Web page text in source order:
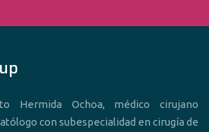
Hermida Ochoa, médico cirujano
con subespecialidad en cirugía de